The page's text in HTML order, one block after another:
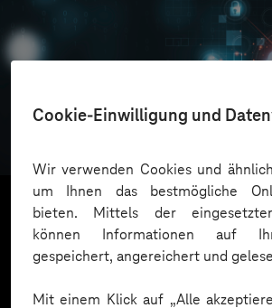
Cookie-Einwilligung und
Wir verwenden Cookies und
um Ihnen das bestmögliche
bieten. Mittels der
können Informationen auf
gespeichert, angereichert und
Mit einem Klick auf „Alle
Oskar Frech
Mehr laden